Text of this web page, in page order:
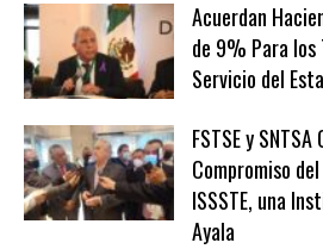
Acuerdan
de 9% Para los
Servicio del
FSTSE y
Compromiso
ISSSTE, una
Ayala